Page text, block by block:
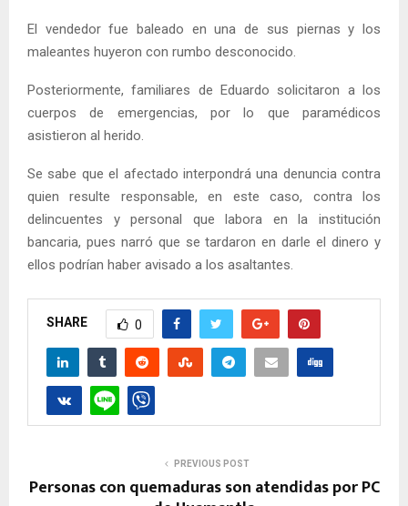
El vendedor fue baleado en una de sus piernas y los
maleantes huyeron con rumbo desconocido.
Posteriormente, familiares de Eduardo solicitaron a los
cuerpos de emergencias, por lo que paramédicos
asistieron al herido.
Se sabe que el afectado interpondrá una denuncia contra
quien resulte responsable, en este caso, contra los
delincuentes y personal que labora en la institución
bancaria, pues narró que se tardaron en darle el dinero y
ellos podrían haber avisado a los asaltantes.
SHARE 0
PREVIOUS POST
Personas con quemaduras son atendidas por PC